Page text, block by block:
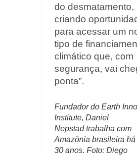
do desmatamento,
criando
para acessar um
tipo de
climático que, com
segurança, vai
ponta”.
Fundador do Earth
Institute, Daniel
Nepstadtrabalha com
Amazônia brasileira
30 anos. Foto: Diego